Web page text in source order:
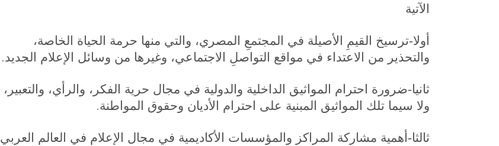
الآتية
أولا-ترسيخ القيمِ الأصيلة في المجتمعِ المصري، والتي منها حرمة الحياة الخاصة،
والتحذير من الاعتداء في مواقع التواصلِ الاجتماعي، وغيرها من وسائل الإعلام الجديد.
ثانيا-ضرورة احترام المواثيق الداخلية والدولية في مجال حرية الفكر، والرأي، والتعبير،
ولا سيما تلك المواثيق المبنية على احترام الأديان وحقوق المواطنة.
ثالثا-أهمية مشاركة المراكز والمؤسسات الأكاديمية في مجال الإعلام في العالم العربي